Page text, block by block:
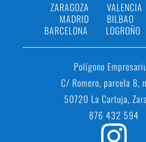
ZARAGOZA
VALENCIA
MADRID
BILBAO
BARCELONA
LOGROÑO
Polígono
C/ Romero, parcela 8,
50720 La Cartuja,
876 432 594
